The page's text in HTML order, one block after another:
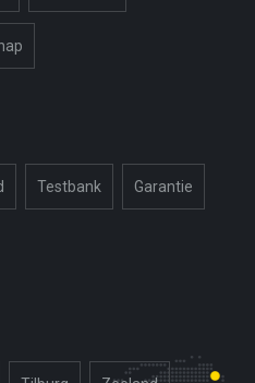
Testbank Garantie